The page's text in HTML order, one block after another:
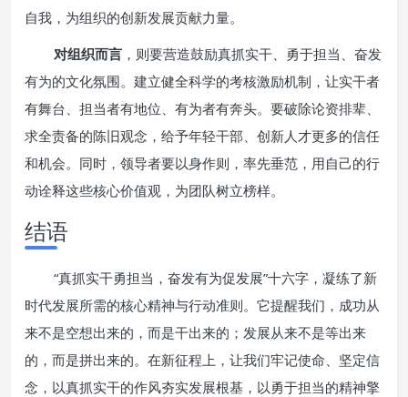
自我，为组织的创新发展贡献力量。
对组织而言 ，则要营造鼓励真抓实干、勇于担当、奋发
有为的文化氛围。建立健全科学的考核激励机制，让实干者
有舞台、担当者有地位、有为者有奔头。要破除论资排辈、
求全责备的陈旧观念，给予年轻干部、创新人才更多的信任
和机会。同时，领导者要以身作则，率先垂范，用自己的行
动诠释这些核心价值观，为团队树立榜样。
结语
“真抓实干勇担当，奋发有为促发展”十六字，凝练了新
时代发展所需的核心精神与行动准则。它提醒我们，成功从
来不是空想出来的，而是干出来的；发展从来不是等出来
的，而是拼出来的。在新征程上，让我们牢记使命、坚定信
念，以真抓实干的作风夯实发展根基，以勇于担当的精神擎